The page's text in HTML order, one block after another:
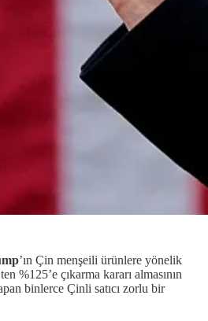
’ın Çin menşeili ürünlere yönelik
%125’e çıkarma kararı almasının
binlerce Çinli satıcı zorlu bir